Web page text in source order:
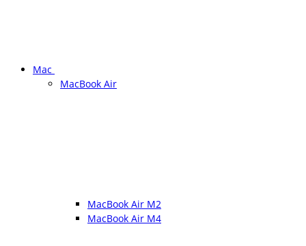
Mac
MacBook Air
MacBook Air M2
MacBook Air M4